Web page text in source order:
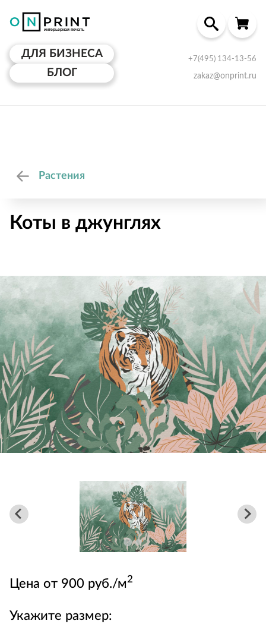
ДЛЯ БИЗНЕСА
БЛОГ
+7(495) 134-13-56
zakaz@onprint.ru
Растения
Коты в джунглях
Цена от 900 руб./м2
Укажите размер: